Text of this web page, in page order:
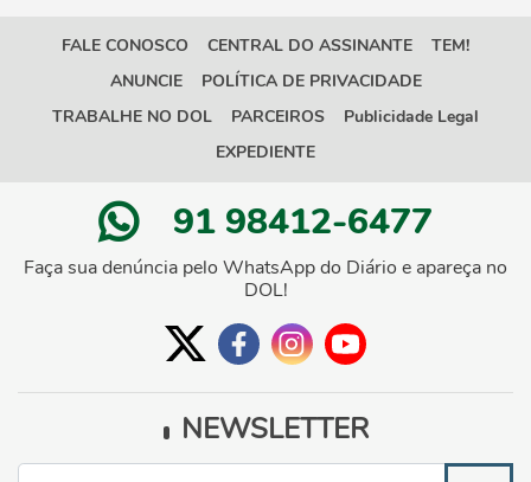
FALE CONOSCO CENTRAL DO ASSINANTE
TEM!
ANUNCIE
POLÍTICA DE PRIVACIDADE
TRABALHE NO DOL
PARCEIROS
Publicidade Legal
EXPEDIENTE
91 98412-6477
Faça sua denúncia pelo WhatsApp do Diário e apareça no
DOL!
NEWSLETTER